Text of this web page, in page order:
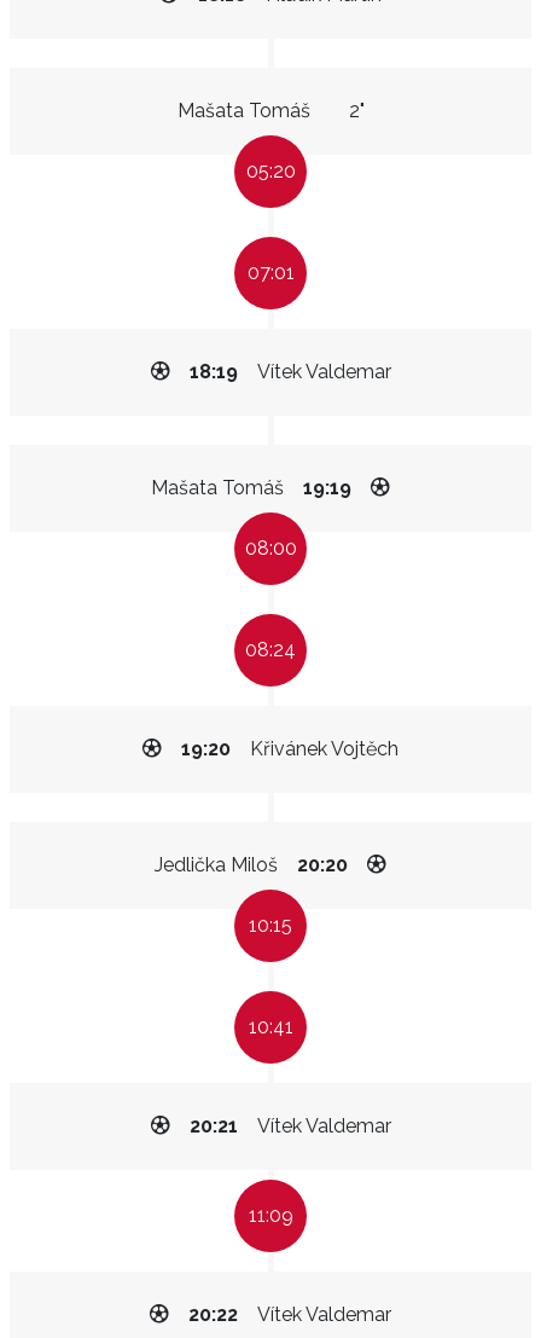
Mašata Tomáš 2"
05:20
07:01
Vítek Valdemar
18:19
Mašata Tomáš 19:19
08:00
08:24
Křivánek Vojtěch
19:20
Jedlička Miloš 20:20
10:15
10:41
Vítek Valdemar
20:21
11:09
Vítek Valdemar
20:22